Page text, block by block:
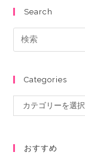
Search
Categories
カテゴリーを選択
おすすめ